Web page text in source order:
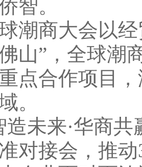
智。
商大会以经
山”，全球潮
点合作项目
。
来·华商共
对接会，推